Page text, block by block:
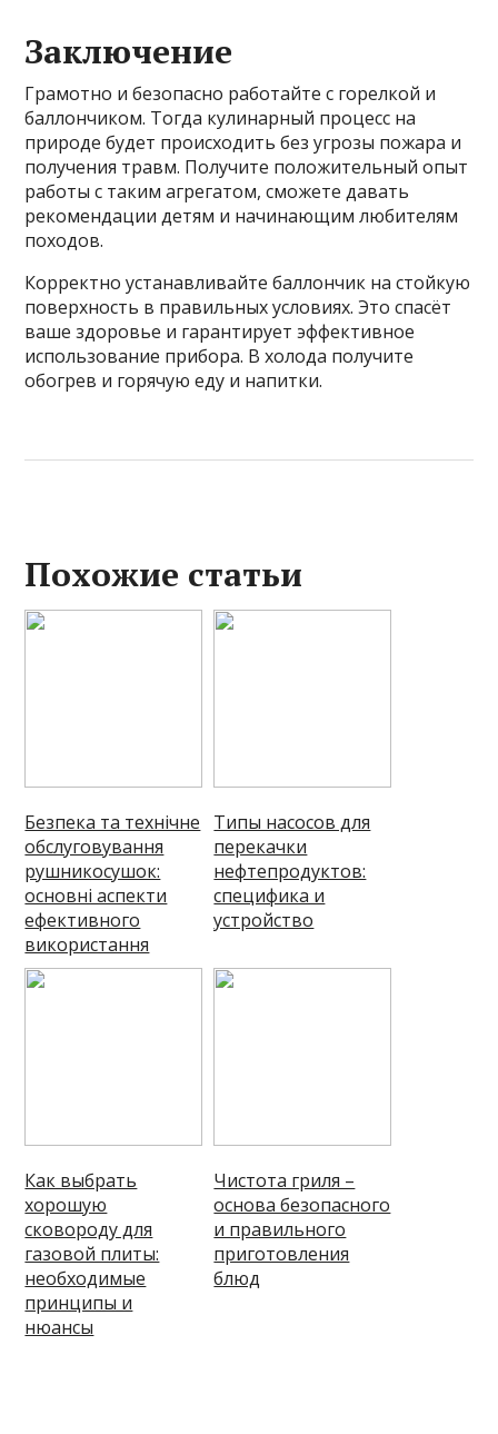
Заключение
Грамотно и безопасно работайте с горелкой и
баллончиком. Тогда кулинарный процесс на
природе будет происходить без угрозы пожара и
получения травм. Получите положительный опыт
работы с таким агрегатом, сможете давать
рекомендации детям и начинающим любителям
походов.
Корректно устанавливайте баллончик на стойкую
поверхность в правильных условиях. Это спасёт
ваше здоровье и гарантирует эффективное
использование прибора. В холода получите
обогрев и горячую еду и напитки.
Похожие статьи
Безпека та технічне
обслуговування
рушникосушок:
основні аспекти
ефективного
використання
Типы насосов для
перекачки
нефтепродуктов:
специфика и
устройство
Как выбрать
хорошую
сковороду для
газовой плиты:
необходимые
принципы и
нюансы
Чистота гриля –
основа безопасного
и правильного
приготовления
блюд